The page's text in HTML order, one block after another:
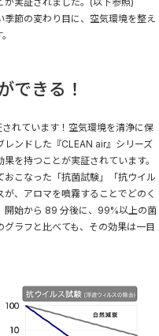
節の変わり目に、空気環境を整え
できる！
れています！空気環境を清浄に保
ンドした『CLEAN air』シリーズ
を持つことが実証されています。
こなった「抗菌試験」「抗ウイル
、アロマを噴霧することでどのく
開始から 89 分後に、99%以上の菌
ラフと比べても、その効果は一目